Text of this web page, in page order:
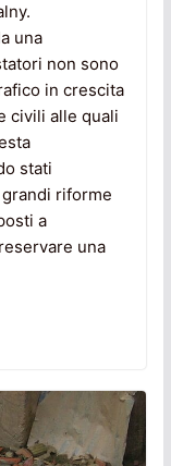
una
non sono
in crescita
civili alle quali
stati
riforme
a
una